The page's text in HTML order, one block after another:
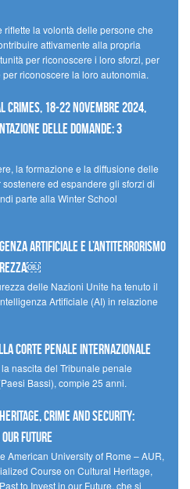
la volontà delle persone che
attivamente alla propria
per riconoscere i loro sforzi, per
riconoscere la loro autonomia.
18-22 novembre 2024,
delle domande: 3
la formazione e la diffusione delle
ed espandere gli sforzi di
parte alla Winter School
artificiale e l’antiterrorismo
delle Nazioni Unite ha tenuto il
Artificiale (AI) in relazione
Corte penale internazionale
nascita del Tribunale penale
Bassi), compie 25 anni.
Crime and Security:
Future
American University of Rome – AUR,
Course on Cultural Heritage,
to Invest in our Future, che si